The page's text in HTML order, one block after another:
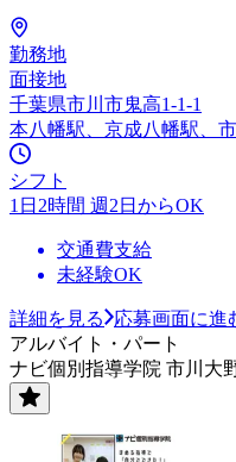
勤務地
面接地
千葉県市川市鬼高1-1-1
本八幡駅、京成八幡駅、
シフト
1日2時間 週2日からOK
交通費支給
未経験OK
詳細を見る
応募画面に進
アルバイト・パート
ナビ個別指導学院 市川大